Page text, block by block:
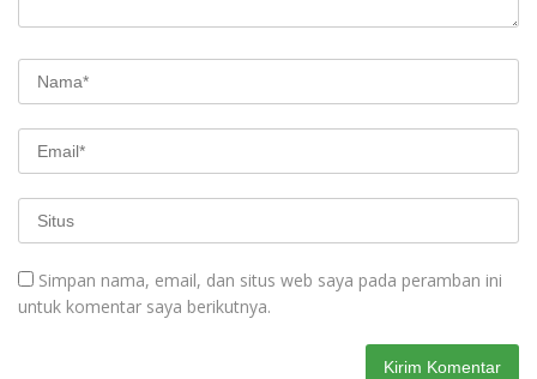
Simpan nama, email, dan situs web saya pada peramban ini
untuk komentar saya berikutnya.